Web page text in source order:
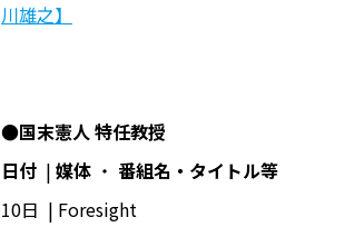
川雄之】
●国末憲人 特任教授
日付 | 媒体 ・ 番組名・タイトル等
10日 | Foresight